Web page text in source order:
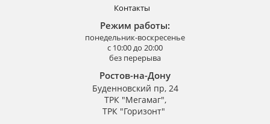
Контакты
Режим работы:
понедельник-воскресенье
с 10:00 до 20:00
без перерыва
Ростов-на-Дону
Буденновский пр, 24
ТРК "Мегамаг",
ТРК "Горизонт"